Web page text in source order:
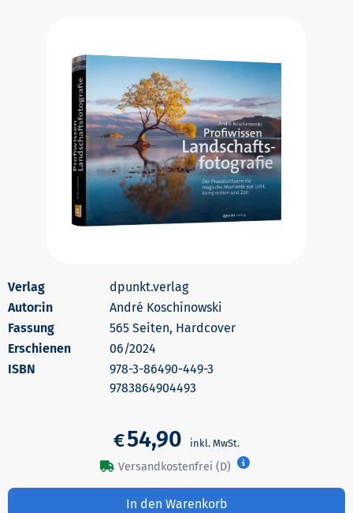
dpunkt.verlag
Autor:in
André Koschinowski
565 Seiten, Hardcover
Erschienen
06/2024
978-3-86490-449-3
9783864904493
€54,90
Versandkostenfrei (D)
In den Warenkorb